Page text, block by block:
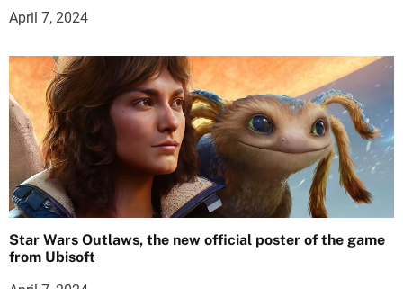
April 7, 2024
Star Wars Outlaws, the new official poster of the game
from Ubisoft